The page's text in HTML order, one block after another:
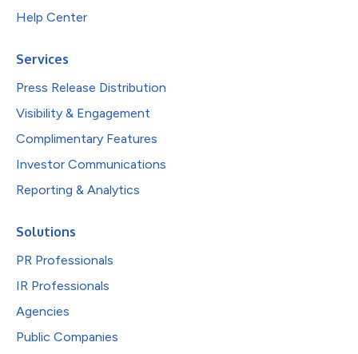
Help Center
Services
Press Release Distribution
Visibility & Engagement
Complimentary Features
Investor Communications
Reporting & Analytics
Solutions
PR Professionals
IR Professionals
Agencies
Public Companies